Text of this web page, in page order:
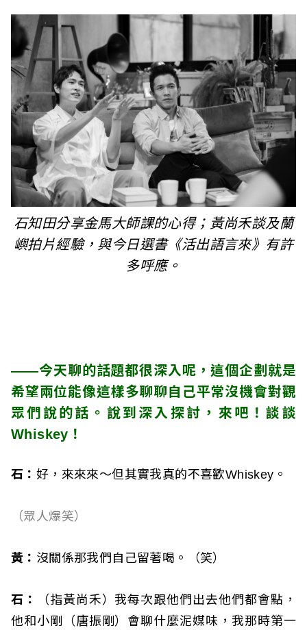
石知田分享金馬大師課的心得；黃尚禾談及蘭
嶼拍片經驗，與今日選書《活出語言來》有許
多呼應。
——今天聊的話題都很深入呢，這個企劃就是
希望兩位能像這樣多聊聊自己平常沒機會對觀
眾們說的話。說到深入探討，來吧！談談
Whiskey！
石： 好，來來來～但其實我真的不喜歡Whiskey。
（眾人爆笑）
黃： 沒關係那我們自己留著喝。（笑）
石：
（指黃尚禾）我每次跟他們出去他們都會點，
他和小剛（唐振剛）會聊什麼泥媒味，我那時第一